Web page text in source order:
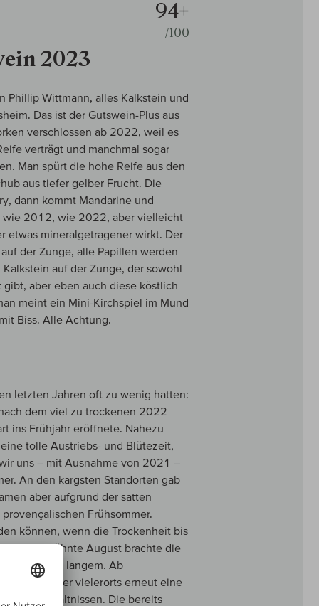
2023
94+
/100
Phillip Wittmann, alles Kalkstein und
Das ist der Gutswein-Plus aus
verschlossen ab 2022, weil es
verträgt und manchmal sogar
Man spürt die hohe Reife aus den
aus tiefer gelber Frucht. Die
dann kommt Mandarine und
wie 2012, wie 2022, aber vielleicht
etwas mineralgetragener wirkt. Der
der Zunge, alle Papillen werden
auf der Zunge, der sowohl
aber eben auch diese köstlich
meint ein Mini-Kirchspiel im Mund
Biss. Alle Achtung.
letzten Jahren oft zu wenig hatten:
dem viel zu trockenen 2022
ins Frühjahr eröffnete. Nahezu
tolle Austriebs- und Blütezeit,
uns – mit Ausnahme von 2021 –
An den kargsten Standorten gab
aber aufgrund der satten
Frühsommer.
können, wenn die Trockenheit bis
August brachte die
August seit langem. Ab
das Wetter vielerorts erneut eine
Verhältnissen. Die bereits